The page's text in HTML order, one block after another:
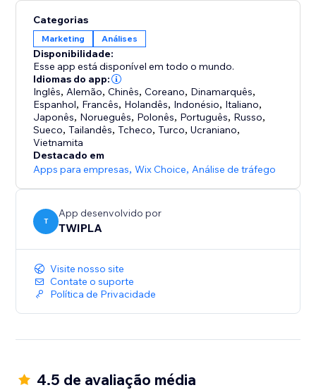
conversões, identificar pontos de atrito e descobrir
oportunidades de otimização sem pontos cegos nem
silos de dados.
Mais de 2,5 milhões de sites, incluindo a TUM, Le
Mans Endurance Management e a Câmara dos
Deputados do Luxemburgo, confiam na nossa
solução.
Categorias
Marketing Análises
Disponibilidade:
Esse app está disponível em todo o mundo.
Idiomas do app:
Inglês, Alemão,Chinês,Coreano, Dinamarquês,
Espanhol, Francês, Holandês, Indonésio, Italiano,
Japonês, Norueguês, Polonês, Português, Russo,
Sueco,Tailandês,Tcheco,Turco,Ucraniano,
Vietnamita
Destacado em
Apps para empresas,Wix Choice, Análise de tráfego
T
App desenvolvido por
TWIPLA
Visite nosso site
Contate o suporte
Política de Privacidade
4.5 de avaliação média